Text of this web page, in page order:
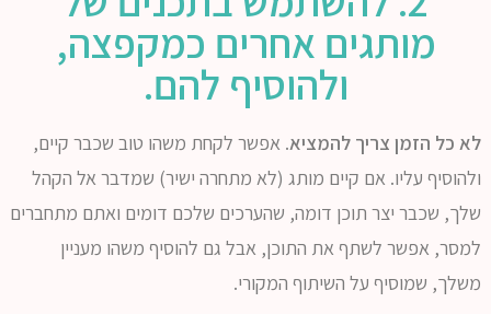
מותגים אחרים כמקפצה,
ולהוסיף להם.
לא כל הזמן צריך להמציא. אפשר לקחת משהו טוב שכבר קיים,
ולהוסיף עליו. אם קיים מותג (לא מתחרה ישיר) שמדבר אל הקהל
שלך, שכבר יצר תוכן דומה, שהערכים שלכם דומים ואתם מתחברים
למסר, אפשר לשתף את התוכן, אבל גם להוסיף משהו מעניין
משלך, שמוסיף על השיתוף המקורי.